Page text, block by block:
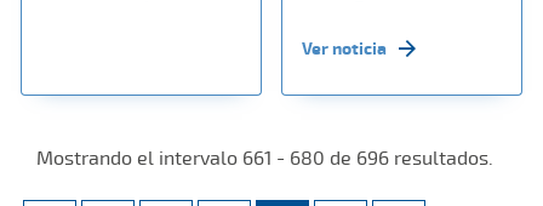
Ver noticia
Mostrando el intervalo 661 - 680 de 696 resultados.